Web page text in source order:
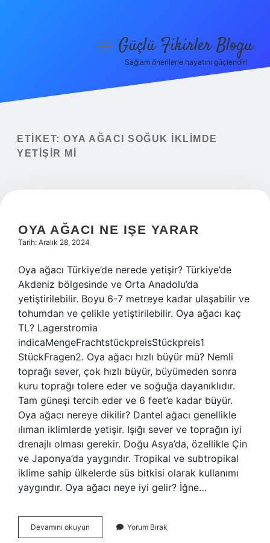
Yasal Uyarı
menüyüGüçlü Fikirler Blogu
Sağlam önerilerle hayatını güçlendir!
ETIKET: OYA AĞACI SOĞUK IKLIMDE
YETIŞIR MI
OYA AĞACI NE IŞE YARAR
Tarih: Aralık 28, 2024
Oya ağacı Türkiye’de nerede yetişir? Türkiye’de
Akdeniz bölgesinde ve Orta Anadolu’da
yetiştirilebilir. Boyu 6-7 metreye kadar ulaşabilir ve
tohumdan ve çelikle yetiştirilebilir. Oya ağacı kaç
TL? Lagerstromia
indicaMengeFrachtstückpreisStückpreis1
StückFragen2. Oya ağacı hızlı büyür mü? Nemli
toprağı sever, çok hızlı büyür, büyümeden sonra
kuru toprağı tolere eder ve soğuğa dayanıklıdır.
Tam güneşi tercih eder ve 6 feet’e kadar büyür.
Oya ağacı nereye dikilir? Dantel ağacı genellikle
ılıman iklimlerde yetişir. Işığı sever ve toprağın iyi
drenajlı olması gerekir. Doğu Asya’da, özellikle Çin
ve Japonya’da yaygındır. Tropikal ve subtropikal
iklime sahip ülkelerde süs bitkisi olarak kullanımı
yaygındır. Oya ağacı neye iyi gelir? İğne…
Devamını okuyun
Ağacı
Yorum Bırak